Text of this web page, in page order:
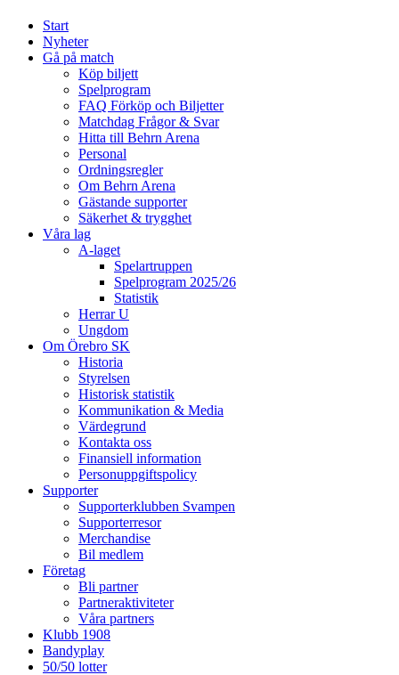
Start
Nyheter
Gå på match
Köp biljett
Spelprogram
FAQ Förköp och Biljetter
Matchdag Frågor & Svar
Hitta till Behrn Arena
Personal
Ordningsregler
Om Behrn Arena
Gästande supporter
Säkerhet & trygghet
Våra lag
A-laget
Spelartruppen
Spelprogram 2025/26
Statistik
Herrar U
Ungdom
Om Örebro SK
Historia
Styrelsen
Historisk statistik
Kommunikation & Media
Värdegrund
Kontakta oss
Finansiell information
Personuppgiftspolicy
Supporter
Supporterklubben Svampen
Supporterresor
Merchandise
Bil medlem
Företag
Bli partner
Partneraktiviteter
Våra partners
Klubb 1908
Bandyplay
50/50 lotter